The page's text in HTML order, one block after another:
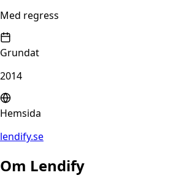
Med regress
Grundat
2014
Hemsida
lendify.se
Om Lendify